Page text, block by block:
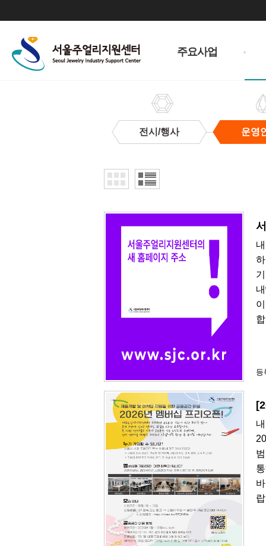
주요사업
전시/행사 운영
안
내
등